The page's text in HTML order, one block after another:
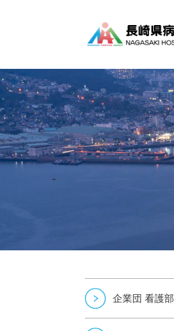
企業団 看護部